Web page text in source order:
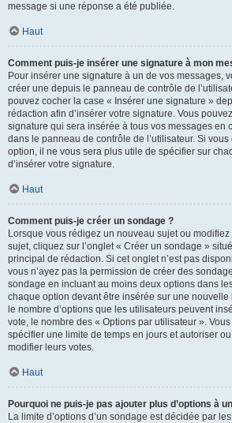
message si une réponse a été publiée.
Haut
Comment puis-je insérer une signature à mon
Pour insérer une signature à un de vos messages,
créer une depuis le panneau de contrôle de
pouvez cocher la case « Insérer une signature »
rédaction afin d’insérer votre signature. Vous
signature qui sera insérée à tous vos messages en
dans le panneau de contrôle de l’utilisateur. Si
option, il ne vous sera plus utile de spécifier sur
d’insérer votre signature.
Haut
Comment puis-je créer un sondage ?
Lorsque vous rédigez un nouveau sujet ou modifiez
sujet, cliquez sur l’onglet « Créer un sondage »
principal de rédaction. Si cet onglet n’est pas
vous n’ayez pas la permission de créer des
sondage en incluant au moins deux options dans
chaque option devant être insérée sur une
le nombre d’options que les utilisateurs peuvent
vote, le nombre des « Options par utilisateur ».
spécifier une limite de temps en jours et autoriser
modifier leurs votes.
Haut
Pourquoi ne puis-je pas ajouter plus d’options à
La limite d’options d’un sondage est décidée par